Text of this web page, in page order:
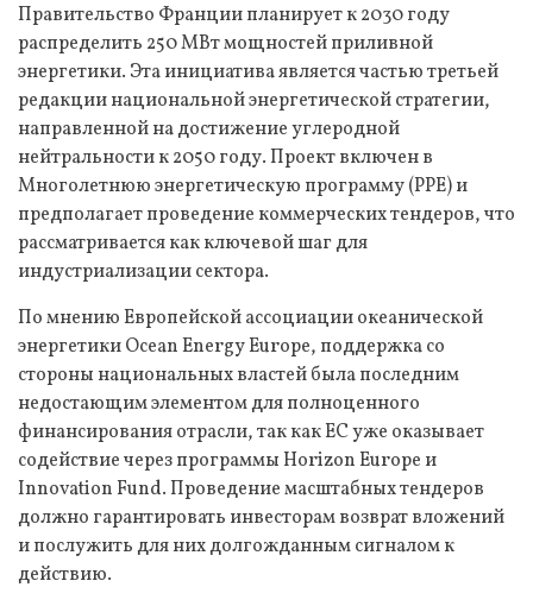
Правительство Франции планирует к 2030 году
распределить 250 МВт мощностей приливной
энергетики. Эта инициатива является частью третьей
редакции национальной энергетической стратегии,
направленной на достижение углеродной
нейтральности к 2050 году. Проект включен в
Многолетнюю энергетическую программу (PPE) и
предполагает проведение коммерческих тендеров, что
рассматривается как ключевой шаг для
индустриализации сектора.
По мнению Европейской ассоциации океанической
энергетики Ocean Energy Europe, поддержка со
стороны национальных властей была последним
недостающим элементом для полноценного
финансирования отрасли, так как ЕС уже оказывает
содействие через программы Horizon Europe и
Innovation Fund. Проведение масштабных тендеров
должно гарантировать инвесторам возврат вложений
и послужить для них долгожданным сигналом к
действию.